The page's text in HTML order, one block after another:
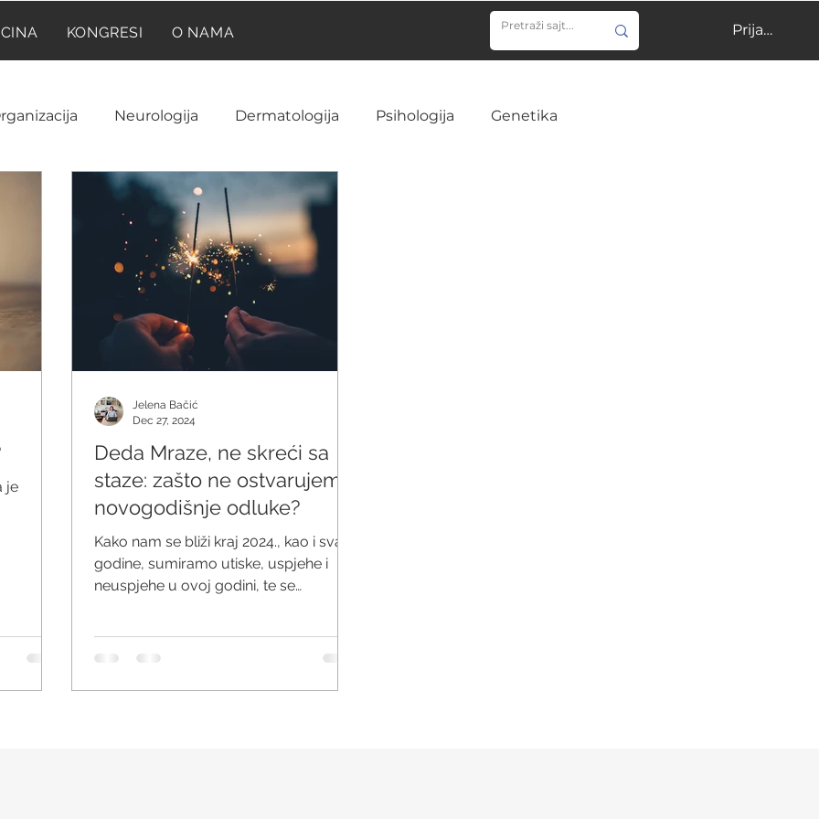
KONGRESI O NAMA Prijavi se
Neurologija Dermatologija Psihologija Genetika
Neuroanatomija Farmakologija Reumatologija
Ginekologija i akušerstvo Hematologija
Laboratorija Imunologija Istorija medicine
Onkologija Pedijatrija
je
Deda Mraze, ne skreći sa
staze: zašto ne ostvarujemo
novogodišnje odluke?
Kako nam se bliži kraj 2024., kao i svake
godine, sumiramo utiske, uspjehe i
neuspjehe u ovoj godini, te se
Jelena Bačić
Dec 27, 2024